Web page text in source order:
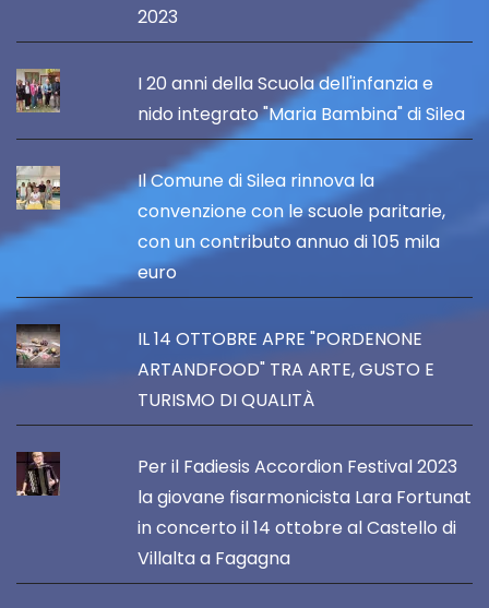
2023
I 20 anni della Scuola dell'infanzia e
nido integrato "Maria Bambina" di Silea
Il Comune di Silea rinnova la
convenzione con le scuole paritarie,
con un contributo annuo di 105 mila
euro
IL 14 OTTOBRE APRE "PORDENONE
ARTANDFOOD" TRA ARTE, GUSTO E
TURISMO DI QUALITÀ
Per il Fadiesis Accordion Festival 2023
la giovane fisarmonicista Lara Fortunat
in concerto il 14 ottobre al Castello di
Villalta a Fagagna